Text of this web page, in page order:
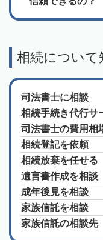
相続について
司法書士に相談
相続手続き代行サ
司法書士の費用相
相続登記を依頼
相続放棄を任せる
遺言書作成を相談
成年後見を相談
家族信託を相談
家族信託の相談先